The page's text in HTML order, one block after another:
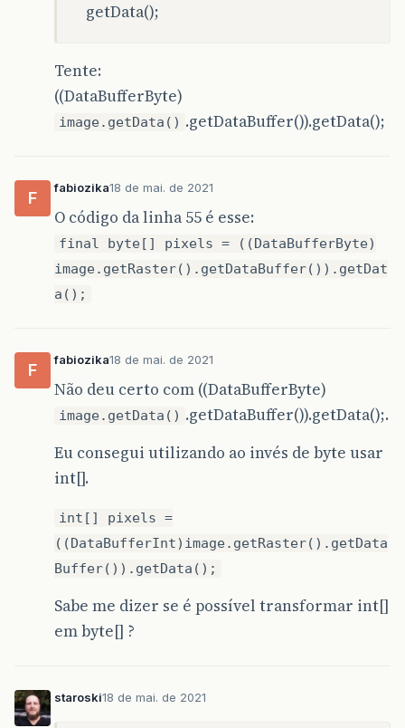
getData();
Tente:
((DataBufferByte)
image.getData() .getDataBuffer()).getData();
F
fabiozika18 de mai. de 2021
O código da linha 55 é esse:
final byte[] pixels = ((DataBufferByte)
image.getRaster().getDataBuffer()).getDat
a();
F
fabiozika18 de mai. de 2021
Não deu certo com ((DataBufferByte)
image.getData() .getDataBuffer()).getData();.
Eu consegui utilizando ao invés de byte usar
int[].
int[] pixels =
((DataBufferInt)image.getRaster().getData
Buffer()).getData();
Sabe me dizer se é possível transformar int[]
em byte[] ?
staroski18 de mai. de 2021